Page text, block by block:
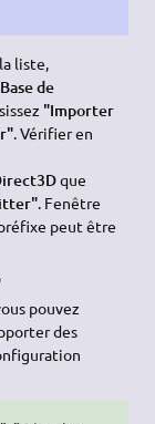
liste,
de
"Importer
. Vérifier en
que
. Fenêtre
peut être
pouvez
des